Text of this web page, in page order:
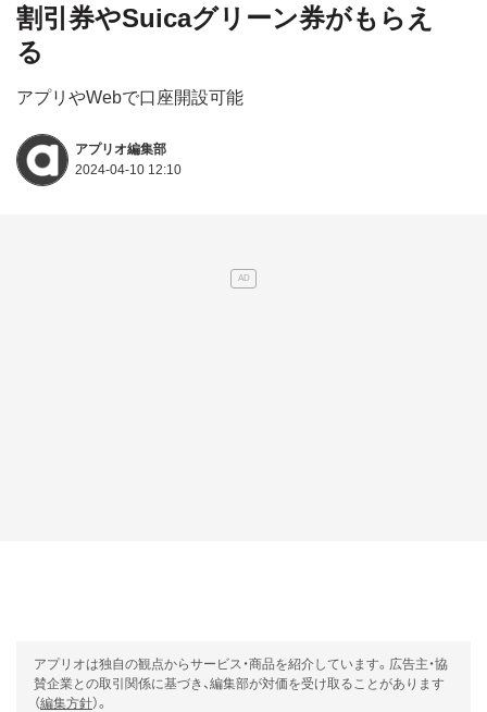
割引券やSuicaグリーン券がもらえ
る
アプリやWebで口座開設可能
アプリオ編集部
2024-04-10 12:10
アプリオは独自の観点からサービス・商品を紹介しています。広告主・協
賛企業との取引関係に基づき、編集部が対価を受け取ることがあります
（編集方針）。